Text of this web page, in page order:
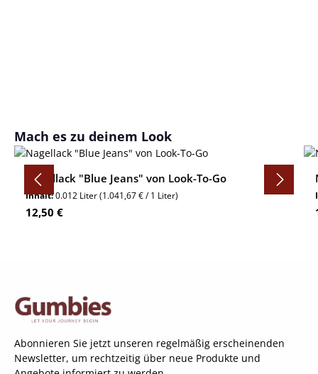
Produktgalerie überspringen
Mach es zu deinem Look
Nagellack "Blue Jeans" von Look-To-Go
Inhalt:0.012 Liter(1.041,67 € / 1 Liter)
Regulärer Preis:
12,50 €
Abonnieren Sie jetzt unseren regelmäßig erscheinenden
Newsletter, um rechtzeitig über neue Produkte und